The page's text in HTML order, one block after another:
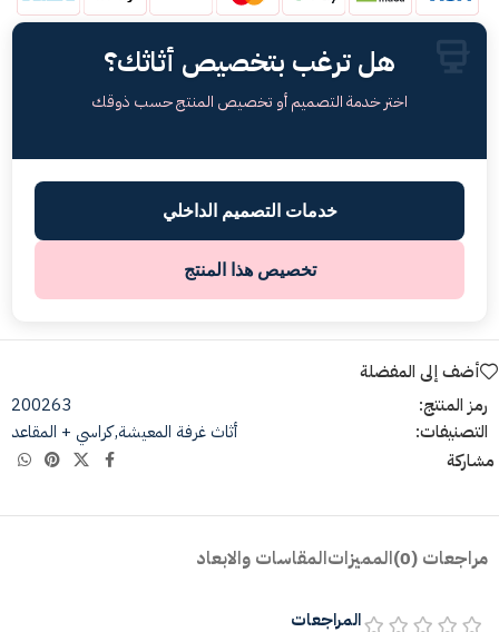
هل ترغب بتخصيص أثاثك؟
اختر خدمة التصميم أو تخصيص المنتج حسب ذوقك
خدمات التصميم الداخلي
تخصيص هذا المنتج
أضف إلى المفضلة
رمز المنتج:
200263
التصنيفات:
أثاث غرفة المعيشة,كراسي + المقاعد
مشاركة
مراجعات (0) المميزاتالمقاسات والابعاد
المراجعات